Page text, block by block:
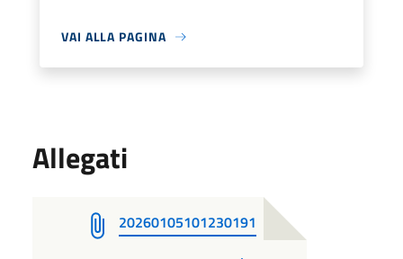
VAI ALLA PAGINA
Allegati
20260105101230191